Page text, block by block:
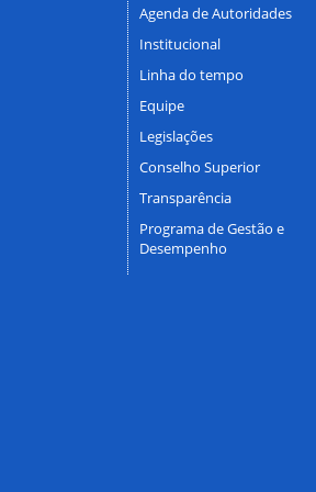
Agenda de Autoridades
Institucional
Linha do tempo
Equipe
Legislações
Conselho Superior
Transparência
Programa de Gestão e
Desempenho